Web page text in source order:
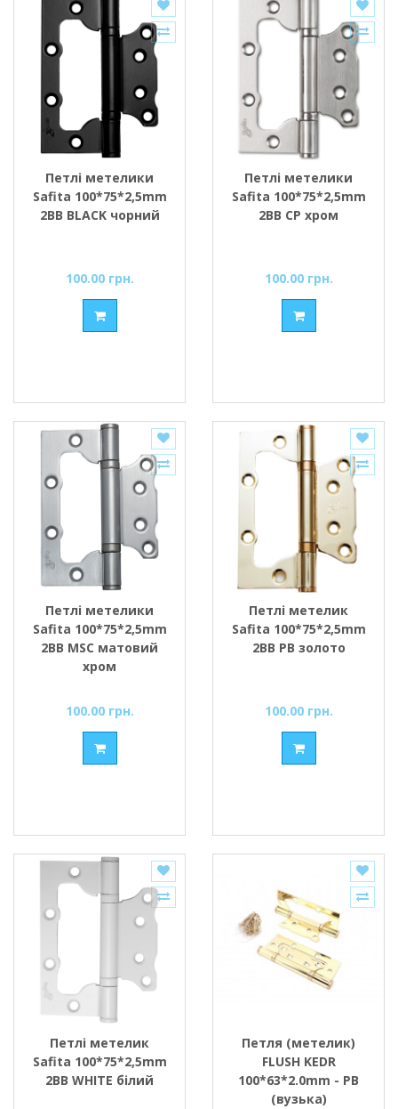
Петлі метелики
Safita 100*75*2,5mm
2BB BLACK чорний
100.00 грн.
Петлі метелики
Safita 100*75*2,5mm
2BB CP хром
100.00 грн.
Петлі метелики
Safita 100*75*2,5mm
2BB MSC матовий
хром
100.00 грн.
Петлі метелик
Safita 100*75*2,5mm
2BB PB золото
100.00 грн.
Петлі метелик
Safita 100*75*2,5mm
2BB WHITE білий
Петля (метелик)
FLUSH KEDR
100*63*2.0mm - PB
(вузька)